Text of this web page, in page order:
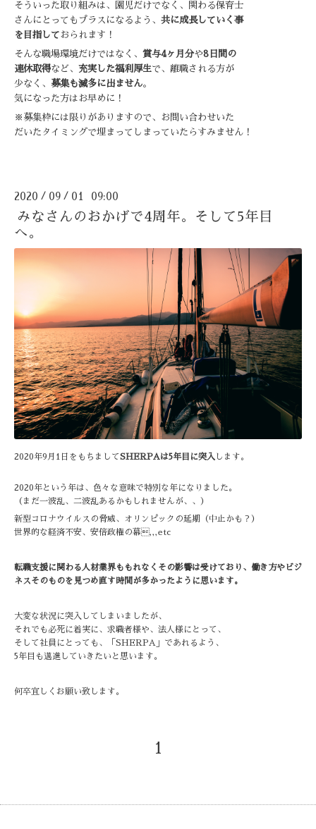
そういった取り組みは、園児だけでなく、関わる保育士
さんにとっても プラスになるよう、 共に成長していく事
を目指しておられます！
そんな職場環境だけではなく、 賞与4ヶ月分や8日間の
連休取得など、 充実した福利厚生で、離職される方が
少なく、 募集も滅多に出ません。
気になった方はお早めに！
※募集枠には限りがありますので、お問い合わせいた
だいた タイミングで埋まってしまっていたらすみません！
2020 / 09 / 01 09:00
みなさんのおかげで4周年。そして5年目
へ。
2020年9月1日をもちまして SHERPAは5年目に突入 します。
2020年という年は、色々な意味で特別な年になりました。
（まだ一波乱、二波乱あるかもしれませんが、、）
新型コロナウイルスの脅威、オリンピックの延期（中止かも？）
世界的な経済不安、安倍政権の幕,,,etc
転職支援に関わる人材業界ももれなくその影響は受けており、働き方やビジ
ネスそのものを見つめ直す時間が多かったように思います。
大変な状況に突入してしまいましたが、
それでも必死に着実に、求職者様や、法人様にとって、
そして社員にとっても、「SHERPA」であれるよう、
5年目も邁進していきたいと思います。
何卒宜しくお願い致します。
1